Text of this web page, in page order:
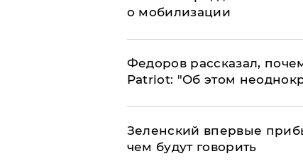
о мобилизации
Федоров рассказал,
Patriot: "Об этом
Зеленский впервые
чем будут говорить